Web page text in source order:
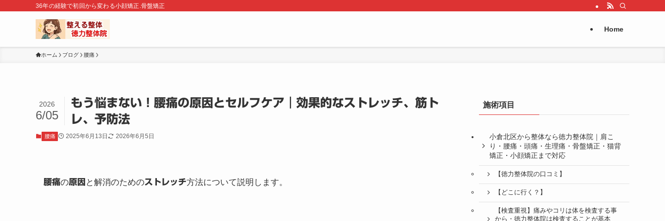
36年の経験で初回から変わる小顔矯正.骨盤矯正
Home
ホーム ブログ 腰痛
もう悩まない！腰痛の原因とセルフケア｜効果的なストレッチ、筋ト
レ、予防法
2026
6/05
腰痛 2025年6月13日 2026年6月5日
腰痛の原因 と解消のためのストレッチ方法について説明します。
施術項目
小倉北区から整体なら徳力整体院｜肩こ
り・腰痛・頭痛・生理痛・骨盤矯正・猫背
矯正・小顔矯正まで対応
【徳力整体院の口コミ】
【どこに行く？】
【検査重視】痛みやコリは体を検査する事
から・徳力整体院は検査することが基本